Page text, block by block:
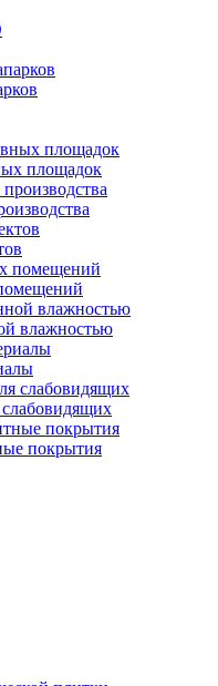
площадок
влажностью
покрытия